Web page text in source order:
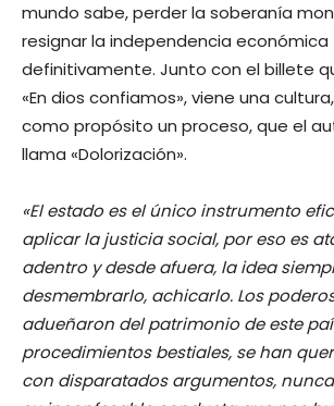
mundo sabe, perder la soberanía
resignar la independencia económica
definitivamente. Junto con el billete
«En dios confiamos», viene una
como propósito un proceso, que el
llama «Dolorización».
«El estado es el único instrumento
aplicar la justicia social, por eso es
adentro y desde afuera, la idea
desmembrarlo, achicarlo. Los
adueñaron del patrimonio de este
procedimientos bestiales, se han
con disparatados argumentos,